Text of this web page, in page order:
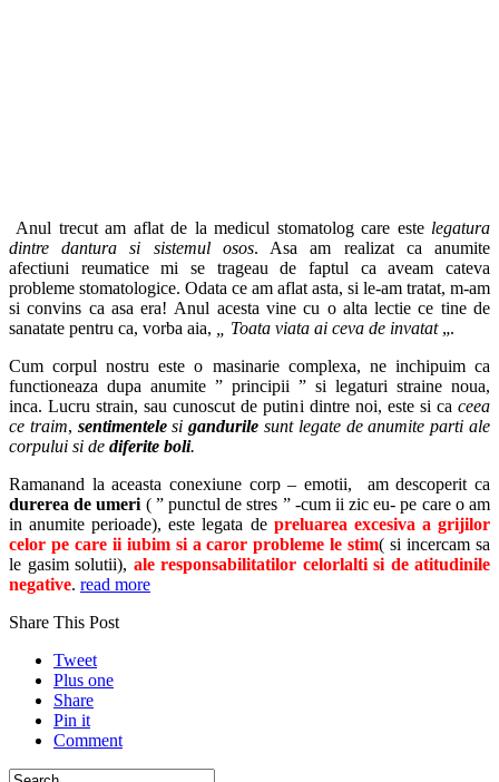
Anul trecut am aflat de la medicul stomatolog care este legatura
dintre dantura si sistemul osos. Asa am realizat ca anumite
afectiuni reumatice mi se trageau de faptul ca aveam cateva
probleme stomatologice. Odata ce am aflat asta, si le-am tratat, m-am
si convins ca asa era! Anul acesta vine cu o alta lectie ce tine de
sanatate pentru ca, vorba aia,
Toata viata ai ceva de invatat „.
Cum corpul nostru este o masinarie complexa, ne inchipuim ca
functioneaza dupa anumite ” principii ” si legaturi straine noua,
inca. Lucru strain, sau cunoscut de putini dintre noi, este si ca ceea
ce traim, sentimentelesigandurile sunt legate de anumite parti ale
corpului si de diferite boli.
Ramanand la aceasta conexiune corp – emotii, am descoperit ca
durerea de umeri ( ” punctul de stres ” -cum ii zic eu- pe care o am
in anumite perioade), este legata de preluarea excesiva a grijilor
celor pe care ii iubim si a caror probleme le stim( si incercam sa
le gasim solutii), ale responsabilitatilor celorlalti si de atitudinile
negative. read more
Share This Post
Tweet
Plus one
Share
Pin it
Comment